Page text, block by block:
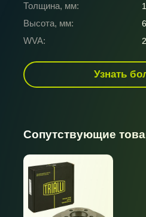
Толщина, мм:
Высота, мм:
WVA:
Узнать
Сопутствующие